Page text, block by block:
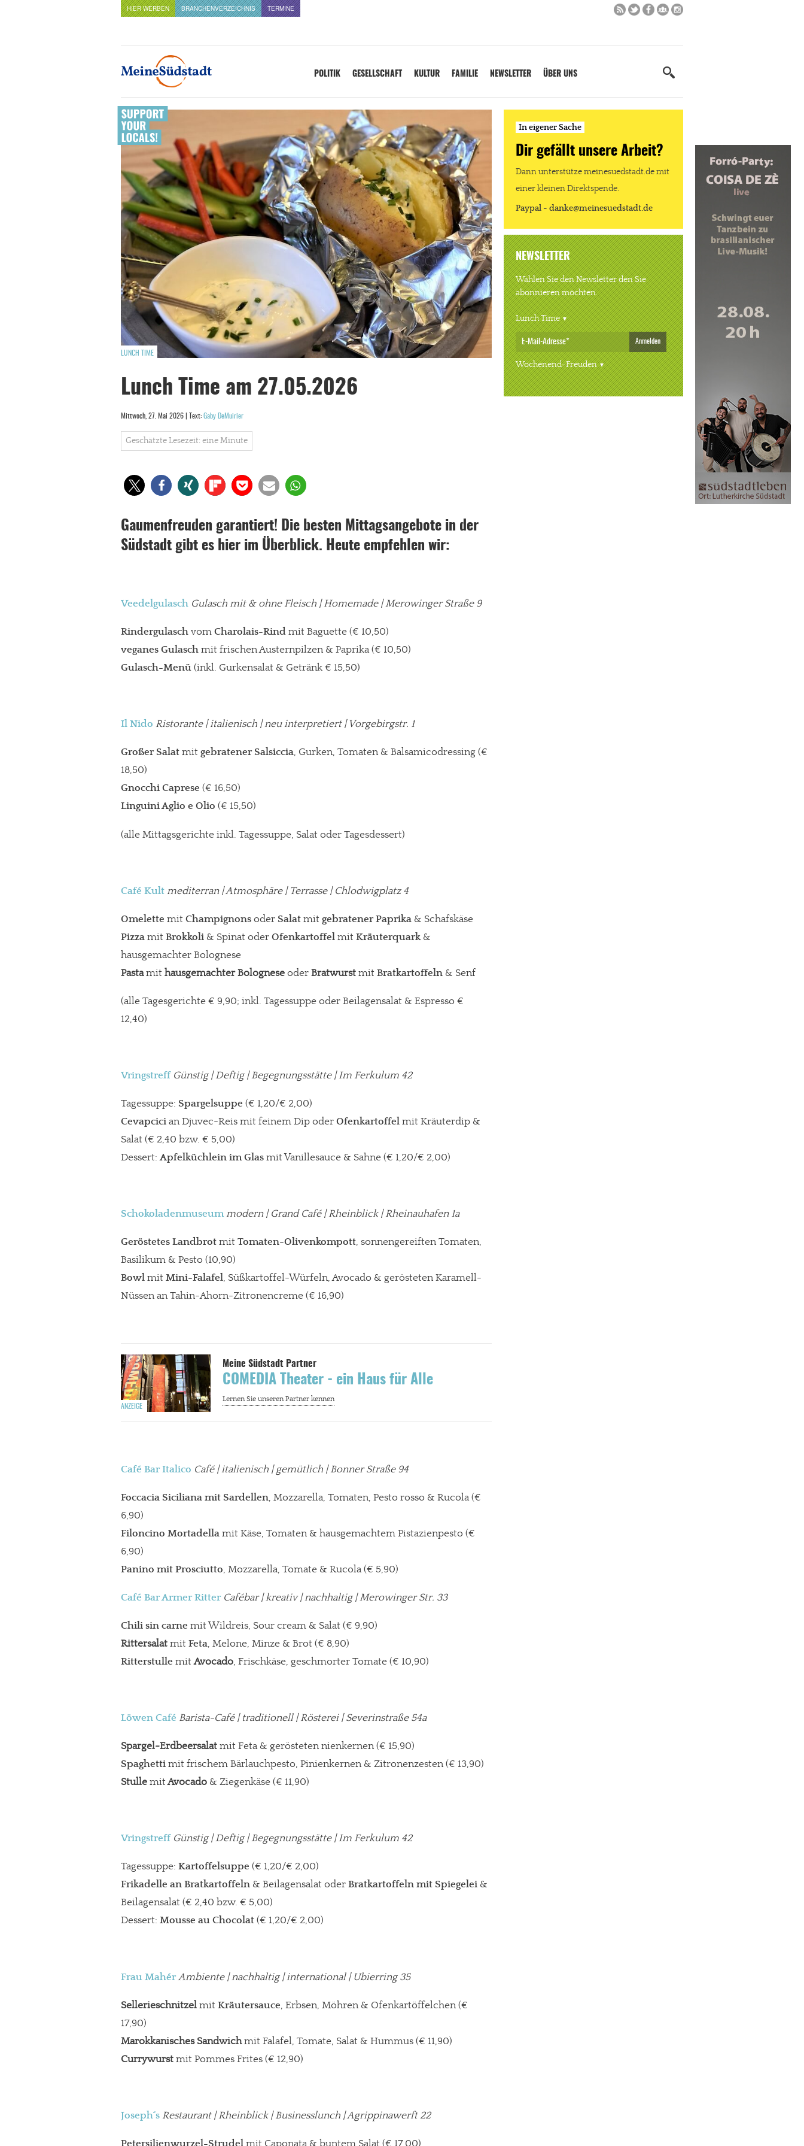
Dir gefällt unsere Arbeit?
Paypal - danke@meinesuedstadt.de
JETZT SPENDEN Schon erledigt!
HIER WERBEN BRANCHENVERZEICHNIS TERMINE
POLITIK GESELLSCHAFT KULTUR FAMILIE NEWSLETTER ÜBER UNS
LUNCH TIME
Lunch Time am 27.05.2026
Mittwoch, 27. Mai 2026 | Text: Gaby DeMuirier
Geschätzte Lesezeit: eine Minute
Gaumenfreuden garantiert! Die besten Mittagsangebote in der
Südstadt gibt es hier im Überblick. Heute empfehlen wir:
Veedelgulasch Gulasch mit & ohne Fleisch | Homemade | Merowinger Straße 9
Rindergulasch vom Charolais-Rind mit Baguette (€ 10,50)
veganes Gulasch mit frischen Austernpilzen & Paprika(€ 10,50)
Gulasch-Menü (inkl. Gurkensalat & Getränk € 15,50)
Il Nido Ristorante| italienisch | neu interpretiert | Vorgebirgstr. 1
Großer Salat mit gebratener Salsiccia, Gurken, Tomaten & Balsamicodressing (€
18,50)
Gnocchi Caprese (€ 16,50)
Linguini Aglio e Olio (€ 15,50)
(alle Mittagsgerichte inkl. Tagessuppe, Salat oder Tagesdessert)
Café Kult mediterran| Atmosphäre | Terrasse | Chlodwigplatz 4
Omelette mit Champignons oder Salat mit gebratener Paprika & Schafskäse
Pizza mit Brokkoli & Spinat oder Ofenkartoffel mit Kräuterquark&
hausgemachter Bolognese
Pastamit hausgemachter Bolognese oder Bratwurst mit Bratkartoffeln & Senf
(alle Tagesgerichte € 9,90; inkl. Tagessuppe oder Beilagensalat & Espresso €
12,40)
Vringstreff Günstig | Deftig | Begegnungsstätte | Im Ferkulum 42
Tagessuppe: Spargelsuppe (€ 1,20/€ 2,00)
Cevapcici an Djuvec-Reis mit feinem Dip oder Ofenkartoffel mit Kräuterdip &
Salat (€ 2,40 bzw. € 5,00)
Dessert:Apfelküchlein im Glas mit Vanillesauce & Sahne (€ 1,20/€ 2,00)
Schokoladenmuseum modern | Grand Café | Rheinblick | Rheinauhafen 1a
Geröstetes Landbrot mit Tomaten-Olivenkompott, sonnengereiften Tomaten,
Basilikum & Pesto (10,90)
Bowl mit Mini-Falafel, Süßkartoffel-Würfeln, Avocado & gerösteten Karamell-
Nüssen an Tahin-Ahorn-Zitronencreme (€ 16,90)
COMEDIA Theater - ein Haus für Alle
Café Bar Italico Café | italienisch | gemütlich | Bonner Straße 94
Foccacia Siciliana mit Sardellen, Mozzarella, Tomaten, Pesto rosso & Rucola (€
6,90)
Filoncino Mortadella mit Käse, Tomaten & hausgemachtem Pistazienpesto (€
6,90)
Panino mit Prosciutto, Mozzarella, Tomate & Rucola (€ 5,90)
Café Bar Armer Ritter Cafébar| kreativ | nachhaltig | Merowinger Str. 33
Chili sin carne mit Wildreis, Sour cream & Salat (€ 9,90)
Rittersalat mit Feta, Melone, Minze & Brot (€ 8,90)
Ritterstulle mit Avocado, Frischkäse, geschmorter Tomate (€ 10,90)
Löwen Café Barista-Café| traditionell | Rösterei | Severinstraße 54a
Spargel-Erdbeersalat mit Feta & gerösteten nienkernen (€ 15,90)
Spaghetti mit frischem Bärlauchpesto, Pinienkernen & Zitronenzesten (€ 13,90)
Stulle mitAvocado & Ziegenkäse (€ 11,90)
Vringstreff Günstig | Deftig | Begegnungsstätte | Im Ferkulum 42
Tagessuppe: Kartoffelsuppe (€ 1,20/€ 2,00)
Frikadelle an Bratkartoffeln & Beilagensalat oder Bratkartoffeln mit Spiegelei &
Beilagensalat (€ 2,40 bzw. € 5,00)
Dessert: Mousse au Chocolat (€ 1,20/€ 2,00)
Frau Mahér Ambiente | nachhaltig | international | Ubierring 35
Sellerieschnitzel mit Kräutersauce, Erbsen, Möhren & Ofenkartöffelchen (€
17,90)
Marokkanisches Sandwichmit Falafel, Tomate, Salat & Hummus (€ 11,90)
Currywurst mit Pommes Frites (€ 12,90)
Joseph´s Restaurant| Rheinblick | Businesslunch | Agrippinawerft 22
Petersilienwurzel-Strudel mit Caponata & buntem Salat (€ 17,00)
In eigener Sache
Dir gefällt unsere Arbeit?
Dann unterstütze meinesuedstadt.de mit
einer kleinen Direktspende.
Paypal - danke@meinesuedstadt.de
NEWSLETTER
Wählen Sie den Newsletter den Sie
abonnieren möchten.
Lunch Time
Anmelden
Wochenend-Freuden